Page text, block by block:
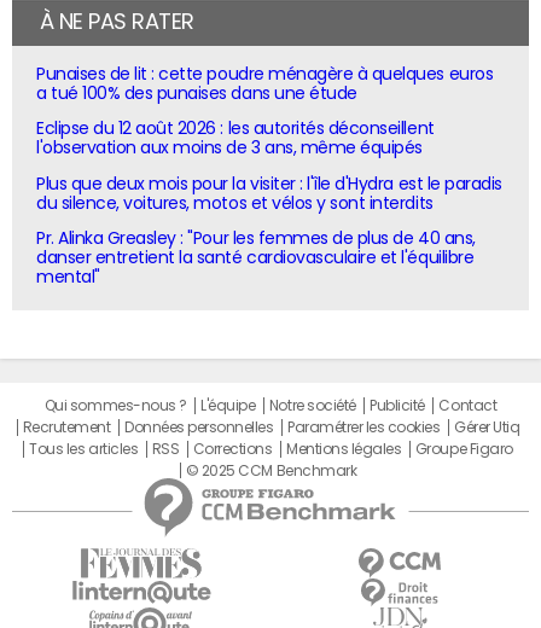
À NE PAS RATER
Punaises de lit : cette poudre ménagère à quelques euros
a tué 100% des punaises dans une étude
Eclipse du 12 août 2026 : les autorités déconseillent
l'observation aux moins de 3 ans, même équipés
Plus que deux mois pour la visiter : l'île d'Hydra est le paradis
du silence, voitures, motos et vélos y sont interdits
Pr. Alinka Greasley : "Pour les femmes de plus de 40 ans,
danser entretient la santé cardiovasculaire et l'équilibre
mental"
Qui sommes-nous ? L'équipe Notre société Publicité
Contact
Recrutement
Données personnelles Paramétrer les cookies
Gérer Utiq
Tous les articles
RSS Corrections Mentions légales
Groupe Figaro
© 2025 CCM Benchmark